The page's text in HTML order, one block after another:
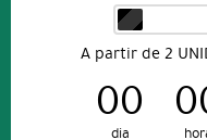
A partir de 2
00
dia